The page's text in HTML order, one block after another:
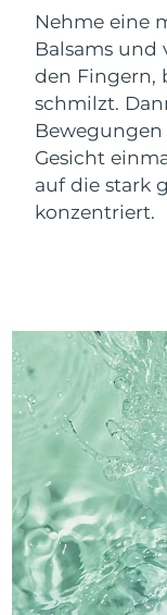
Nehme eine
Balsams und
den Fingern,
schmilzt.
Gesicht
auf die stark
konzentriert.